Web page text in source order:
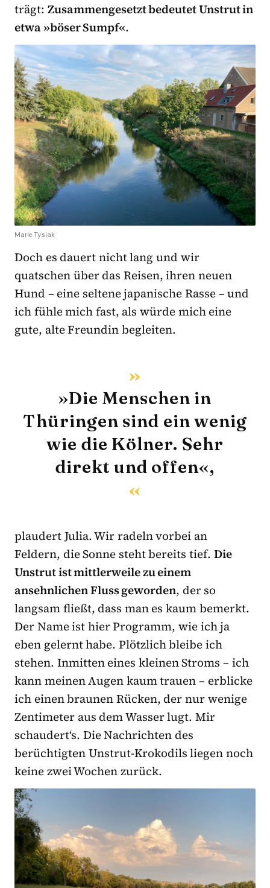
trägt: Zusammengesetzt bedeutet Unstrut in
etwa »böser Sumpf«.
Marie Tysiak
Doch es dauert nicht lang und wir
quatschen über das Reisen, ihren neuen
Hund – eine seltene japanische Rasse – und
ich fühle mich fast, als würde mich eine
gute, alte Freundin begleiten.
»Die Menschen in
Thüringen sind ein wenig
wie die Kölner. Sehr
direkt und offen«,
plaudert Julia. Wir radeln vorbei an
Feldern, die Sonne steht bereits tief. Die
Unstrut ist mittlerweile zu einem
ansehnlichen Fluss geworden, der so
langsam fließt, dass man es kaum bemerkt.
Der Name ist hier Programm, wie ich ja
eben gelernt habe. Plötzlich bleibe ich
stehen. Inmitten eines kleinen Stroms – ich
kann meinen Augen kaum trauen – erblicke
ich einen braunen Rücken, der nur wenige
Zentimeter aus dem Wasser lugt. Mir
schaudert‘s. Die Nachrichten des
berüchtigten Unstrut-Krokodils liegen noch
keine zwei Wochen zurück.